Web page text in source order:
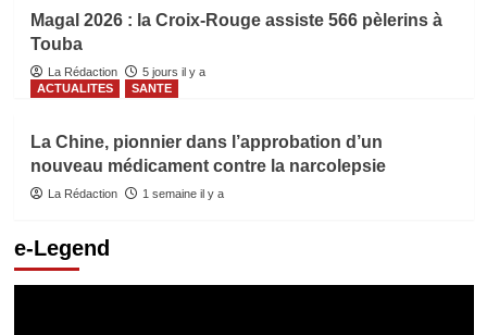
Magal 2026 : la Croix-Rouge assiste 566 pèlerins à
Touba
La Rédaction
5 jours il y a
ACTUALITES
SANTE
La Chine, pionnier dans l’approbation d’un
nouveau médicament contre la narcolepsie
La Rédaction 1 semaine il y a
e-Legend